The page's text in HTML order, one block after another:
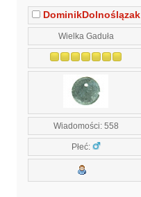
DominikDolnoślązak
Wielka Gaduła
Wiadomości: 558
Płeć: